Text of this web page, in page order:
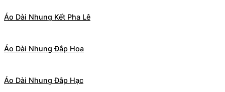
Áo Dài Nhung Kết Pha Lê
Áo Dài Nhung Đắp Hoa
Áo Dài Nhung Đắp Hạc